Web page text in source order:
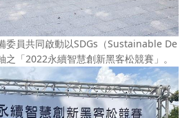
委員共同啟動以SDGs（Sustainable De
「2022永續智慧創新黑客松競賽」。